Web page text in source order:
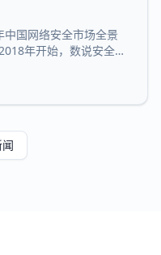
国网络安全市场全景
年开始，数说安全发
，再度 入选 全景图安全